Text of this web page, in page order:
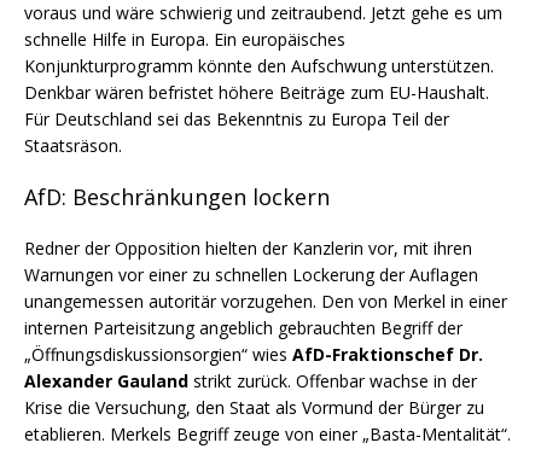
voraus und wäre schwierig und zeitraubend. Jetzt gehe es um
schnelle Hilfe in Europa. Ein europäisches
Konjunkturprogramm könnte den Aufschwung unterstützen.
Denkbar wären befristet höhere Beiträge zum EU-Haushalt.
Für Deutschland sei das Bekenntnis zu Europa Teil der
Staatsräson.
AfD: Beschränkungen lockern
Redner der Opposition hielten der Kanzlerin vor, mit ihren
Warnungen vor einer zu schnellen Lockerung der Auflagen
unangemessen autoritär vorzugehen. Den von Merkel in einer
internen Parteisitzung angeblich gebrauchten Begriff der
„Öffnungsdiskussionsorgien“ wies AfD-Fraktionschef Dr.
Alexander Gauland strikt zurück. Offenbar wachse in der
Krise die Versuchung, den Staat als Vormund der Bürger zu
etablieren. Merkels Begriff zeuge von einer „Basta-Mentalität“.